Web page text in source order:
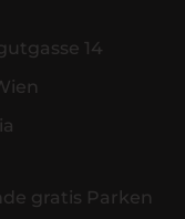
14
gratis Parken